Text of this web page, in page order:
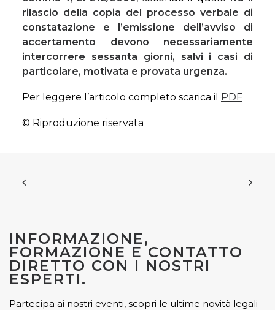
rilascio della copia del processo verbale di
constatazione e l’emissione dell’avviso di
accertamento devono necessariamente
intercorrere sessanta giorni, salvi i casi di
particolare, motivata e provata urgenza.
Per leggere l’articolo completo scarica il PDF
© Riproduzione riservata
INFORMAZIONE,
FORMAZIONE E CONTATTO
DIRETTO CON I NOSTRI
ESPERTI.
Partecipa ai nostri eventi, scopri le ultime novità legali